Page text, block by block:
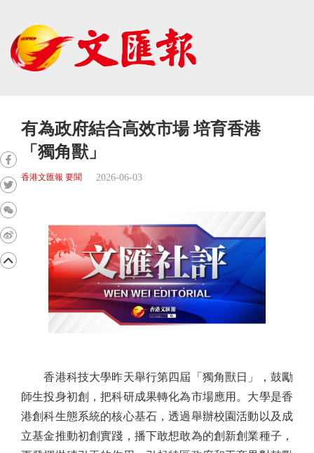
有為政府結合高效市場 培育香港
「獨角獸」
香港文匯報 要聞 2026-06-03
香港科技大學昨天舉行第四屆「獨角獸日」，鼓勵
師生投身初創，把科研成果轉化為市場應用。大學是香
港創科生態系統的核心基石，透過舉辦校園活動以及成
立基金推動初創實踐，播下敢想敢為的創新創業種子，